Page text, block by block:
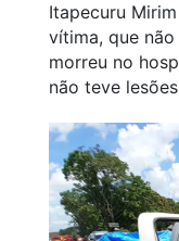
Itapecuru
vítima, que
morreu no
não teve